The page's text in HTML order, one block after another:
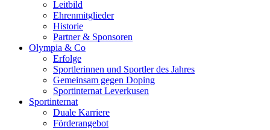
Leitbild
Ehrenmitglieder
Historie
Partner & Sponsoren
Olympia & Co
Erfolge
Sportlerinnen und Sportler des Jahres
Gemeinsam gegen Doping
Sportinternat Leverkusen
Sportinternat
Duale Karriere
Förderangebot